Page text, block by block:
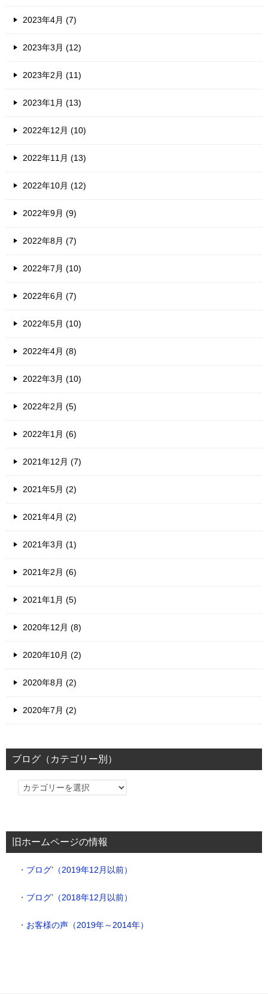
2023年4月 (7)
2023年3月 (12)
2023年2月 (11)
2023年1月 (13)
2022年12月 (10)
2022年11月 (13)
2022年10月 (12)
2022年9月 (9)
2022年8月 (7)
2022年7月 (10)
2022年6月 (7)
2022年5月 (10)
2022年4月 (8)
2022年3月 (10)
2022年2月 (5)
2022年1月 (6)
2021年12月 (7)
2021年5月 (2)
2021年4月 (2)
2021年3月 (1)
2021年2月 (6)
2021年1月 (5)
2020年12月 (8)
2020年10月 (2)
2020年8月 (2)
2020年7月 (2)
ブログ（カテゴリー別）
ブ
（カ
テ
旧ホームページの情報
・ ブログ’（2019年12月以前）
・ ブログ’（2018年12月以前）
・ お客様の声（2019年～2014年）